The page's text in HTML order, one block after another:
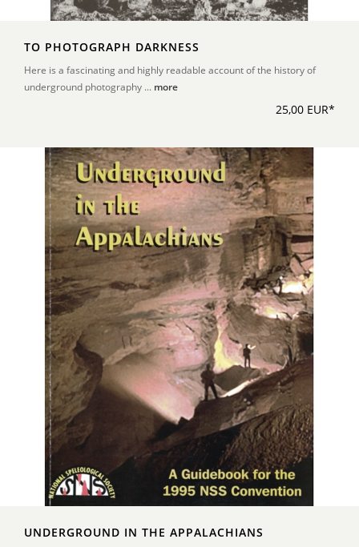
TO PHOTOGRAPH DARKNESS
Here is a fascinating and highly readable account of the history of
underground photography ... more
25,00 EUR*
UNDERGROUND IN THE APPALACHIANS